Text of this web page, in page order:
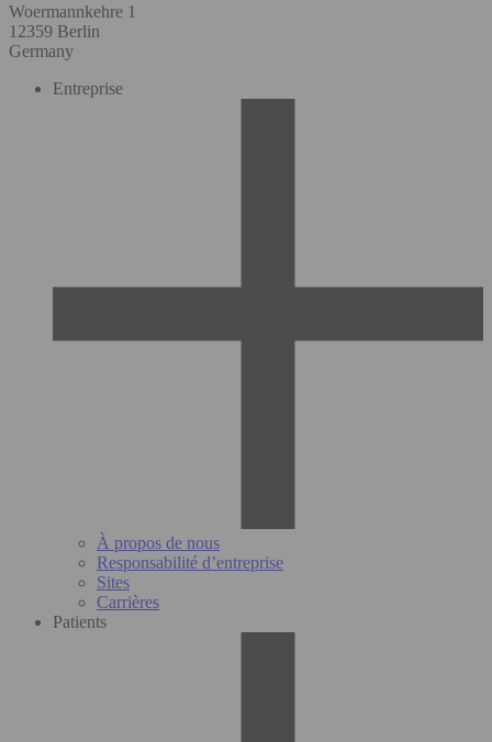
Woermannkehre 1
12359 Berlin
Germany
Entreprise
À propos de nous
Responsabilité d’entreprise
Sites
Carrières
Patients